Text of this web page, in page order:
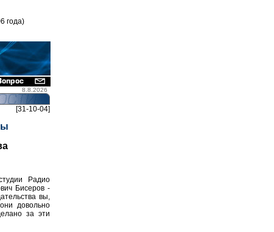
года)
8.8.2026
[31-10-04]
Радио
Бисеров -
вы,
довольно
за эти